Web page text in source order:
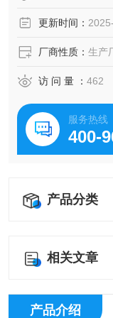
更新时间：
厂商性质： 生产
访 问 量 ： 462
服务热线
400-
产品分类
相关文章
产品介绍